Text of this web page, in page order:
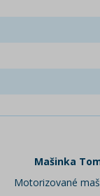
Mašinka
Motorizované